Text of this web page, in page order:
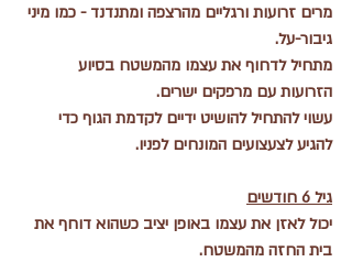
מרים זרועות ורגליים מהרצפה ומתנדנד - כמו מיני
גיבור-על.
מתחיל לדחוף את עצמו מהמשטח בסיוע
הזרועות עם מרפקים ישרים.
עשוי להתחיל להושיט ידיים לקדמת הגוף כדי
להגיע לצעצועים המונחים לפניו.
גיל 6 חודשים
יכול לאזן את עצמו באופן יציב כשהוא דוחף את
בית החזה מהמשטח.